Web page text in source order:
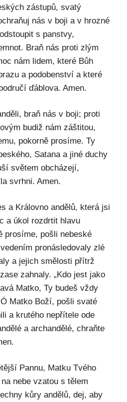
zástupů, svatý
nás v boji a v hrozné
s panstvy,
Braň nás proti zlým
nám lidem, které Bůh
a podobenství a které
ďáblova. Amen.
braň nás v boji; proti
budiž nám záštitou,
pokorně prosíme. Ty
Satana a jiné duchy
světem obcházejí,
svrhni. Amen.
a Královno andělů, která jsi
a úkol rozdrtit hlavu
prosíme, pošli nebeské
pronásledovaly zlé
a jejich smělosti přítrž
zahnaly. „Kdo jest jako
Matko, Ty budeš vždy
Matko Boží, pošli svaté
a krutého nepřítele ode
a archandělé, chraňte
Pannu, Matku Tvého
nebe vzatou s tělem
kůry andělů, dej, aby